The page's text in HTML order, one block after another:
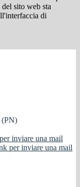
sito web sta
di
(PN)
inviare una mail
per inviare una mail